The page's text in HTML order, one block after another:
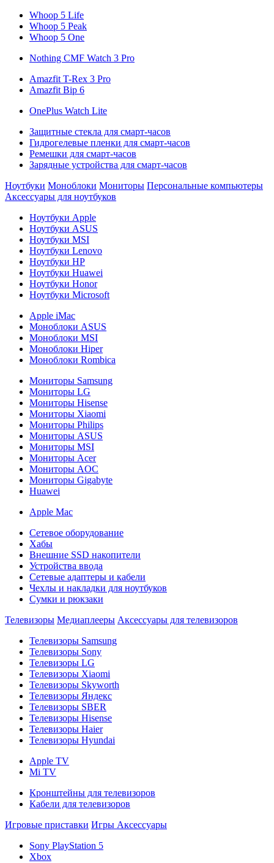
Whoop 5 Life
Whoop 5 Peak
Whoop 5 One
Nothing CMF Watch 3 Pro
Amazfit T-Rex 3 Pro
Amazfit Bip 6
OnePlus Watch Lite
Защитные стекла для смарт-часов
Гидрогелевые пленки для смарт-часов
Ремешки для смарт-часов
Зарядные устройства для смарт-часов
Ноутбуки Моноблоки Мониторы Персональные компьютеры
Аксессуары для ноутбуков
Ноутбуки Apple
Ноутбуки ASUS
Ноутбуки MSI
Ноутбуки Lenovo
Ноутбуки HP
Ноутбуки Huawei
Ноутбуки Honor
Ноутбуки Microsoft
Apple iMac
Моноблоки ASUS
Моноблоки MSI
Моноблоки Hiper
Моноблоки Rombica
Мониторы Samsung
Мониторы LG
Мониторы Hisense
Мониторы Xiaomi
Мониторы Philips
Мониторы ASUS
Мониторы MSI
Мониторы Acer
Мониторы AOC
Мониторы Gigabyte
Huawei
Apple Mac
Сетевое оборудование
Хабы
Внешние SSD накопители
Устройства ввода
Сетевые адаптеры и кабели
Чехлы и накладки для ноутбуков
Сумки и рюкзаки
Телевизоры Медиаплееры Аксессуары для телевизоров
Телевизоры Samsung
Телевизоры Sony
Телевизоры LG
Телевизоры Xiaomi
Телевизоры Skyworth
Телевизоры Яндекс
Телевизоры SBER
Телевизоры Hisense
Телевизоры Haier
Телевизоры Hyundai
Apple TV
Mi TV
Кронштейны для телевизоров
Кабели для телевизоров
Игровые приставки Игры Аксессуары
Sony PlayStation 5
Xbox